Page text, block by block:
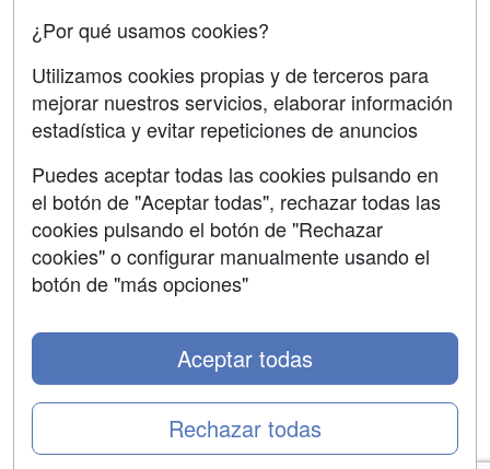
Copyleft
Grupo formazion:
¿Por qué usamos cookies?
Utilizamos cookies propias y de terceros para
mejorar nuestros servicios, elaborar información
estadística y evitar repeticiones de anuncios
Puedes aceptar todas las cookies pulsando en
el botón de "Aceptar todas", rechazar todas las
cookies pulsando el botón de "Rechazar
cookies" o configurar manualmente usando el
botón de "más opciones"
Rechazar todas
Aceptar todas